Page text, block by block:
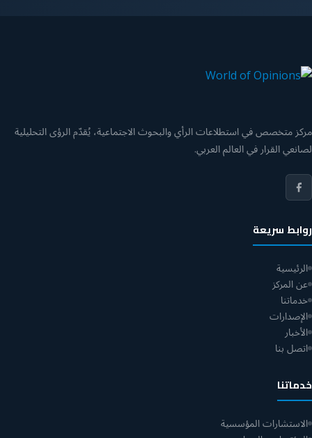
مركز متخصص في استطلاعات الرأي والبحوث الاجتماعية، يُقدّم الرؤى التحليلية
لصانعي القرار في العالم العربي.
روابط سريعة
الرئيسية
عن المركز
خدماتنا
الإصدارات
الأخبار
اتصل بنا
خدماتنا
الاستشارات المؤسسية